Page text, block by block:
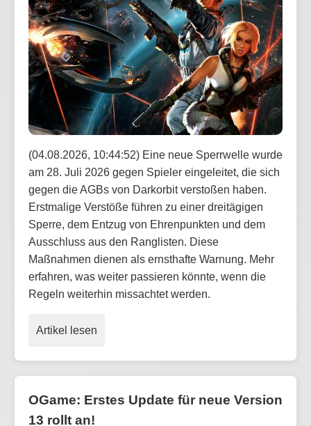
(04.08.2026, 10:44:52) Eine neue Sperrwelle wurde
am 28. Juli 2026 gegen Spieler eingeleitet, die sich
gegen die AGBs von Darkorbit verstoßen haben.
Erstmalige Verstöße führen zu einer dreitägigen
Sperre, dem Entzug von Ehrenpunkten und dem
Ausschluss aus den Ranglisten. Diese
Maßnahmen dienen als ernsthafte Warnung. Mehr
erfahren, was weiter passieren könnte, wenn die
Regeln weiterhin missachtet werden.
Artikel lesen
OGame: Erstes Update für neue Version
13 rollt an!